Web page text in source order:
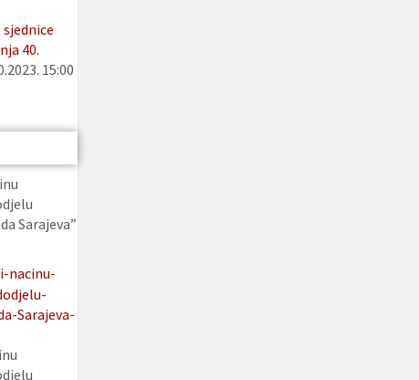
40.
15:00
Sarajeva”
nacinu-
Sarajeva-